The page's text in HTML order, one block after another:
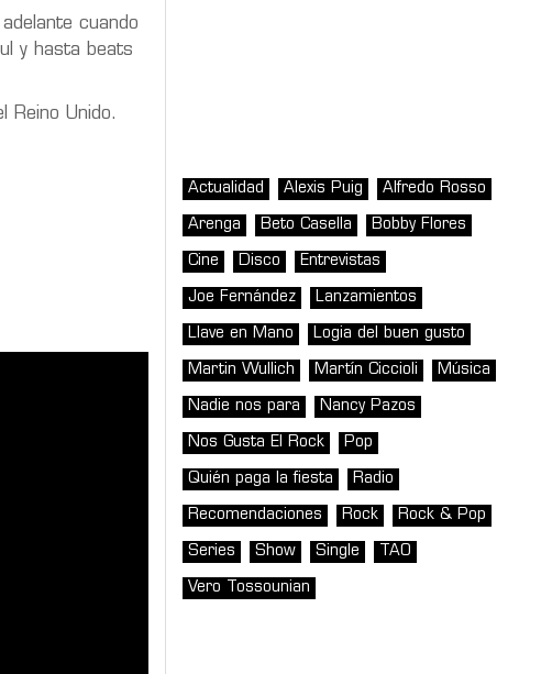
cuando
y hasta beats
Reino Unido.
Actualidad Alexis Puig Alfredo Rosso
Arenga Beto Casella Bobby Flores
Cine Disco Entrevistas
Joe Fernández Lanzamientos
Llave en Mano Logia del buen gusto
Martin Wullich Martín Ciccioli Música
Nadie nos para Nancy Pazos
Nos Gusta El Rock Pop
Quién paga la fiesta Radio
Recomendaciones Rock Rock & Pop
Series Show Single TAO
Vero Tossounian